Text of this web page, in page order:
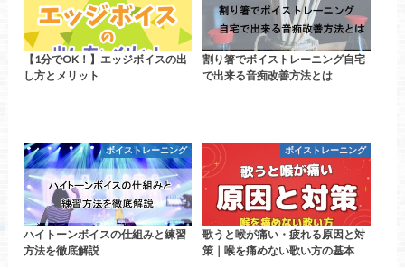
【1分でOK！】エッジボイスの出
し方とメリット
割り箸でボイストレーニング自宅
で出来る音痴改善方法とは
ボイストレーニング
ハイトーンボイスの仕組みと練習
方法を徹底解説
ボイストレーニング
歌うと喉が痛い・疲れる原因と対
策｜喉を痛めない歌い方の基本